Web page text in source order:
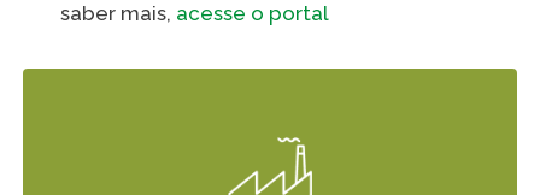
saber mais, acesse o portal